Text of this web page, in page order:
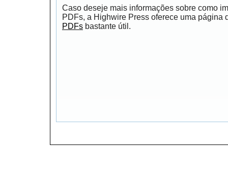
Caso deseje mais informações sobre como
PDFs, a Highwire Press oferece uma página
PDFs bastante útil.